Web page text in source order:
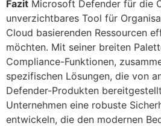
Fazit Microsoft Defender für die
unverzichtbares Tool für
Cloud basierenden Ressourcen
möchten. Mit seiner breiten
Compliance-Funktionen,
spezifischen Lösungen, die von
Defender-Produkten
Unternehmen eine robuste
entwickeln, die den modernen